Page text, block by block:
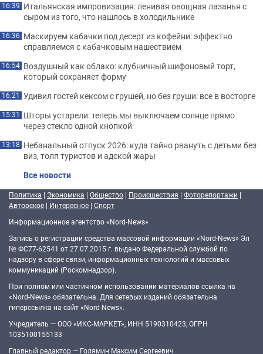
16:39 Итальянская импровизация: ленивая овощная лазанья с
сыром из того, что нашлось в холодильнике
16:36 Маскируем кабачки под десерт из кофейни: эффектно
справляемся с кабачковым нашествием
16:54 Воздушный как облако: клубничный шифоновый торт,
который сохраняет форму
16:21 Удивил гостей кексом с грушей, но без груши: все в восторге
15:31 Шторы устарели: теперь мы выключаем солнце прямо
через стекло одной кнопкой
13:18 Небанальный отпуск 2026: куда тайно рвануть с детьми без
виз, толп туристов и адской жары
Все новости
Политика | Экономика | Общество | Происшествия | Фоторепортажи |
Авторское | Интересное | Спорт
Информационное агентство «Nord-News»
Запись о регистрации средства массовой информации «Nord-News» Эл
№ ФС77-62541 от 27.07.2015 г. выдано Федеральной службой по
надзору в сфере связи, информационных технологий и массовых
коммуникаций (Роскомнадзор).
При полном или частичном использовании материалов ссылка на
«Nord-News» обязательна. Для сетевых изданий обязательна
гиперссылка на сайт «Nord-News».
Учредитель — ООО «ИКС-МАРКЕТ», ИНН 5190310423, ОГРН
1035100155133
Главный редактор — Голямин Максим Сергеевич